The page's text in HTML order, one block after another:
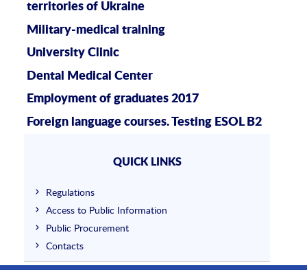
territories of Ukraine
Military-medical training
University Clinic
Dental Medical Center
Employment of graduates 2017
Foreign language courses. Testing ESOL B2
QUICK LINKS
Regulations
Access to Public Information
Public Procurement
Contacts